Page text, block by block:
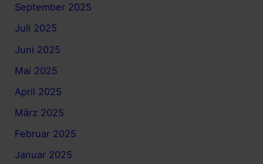
September 2025
Juli 2025
Juni 2025
Mai 2025
April 2025
März 2025
Februar 2025
Januar 2025